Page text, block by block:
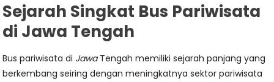
Sejarah Singkat Bus Pariwisata
di Jawa Tengah
Bus pariwisata di JawaTengah memiliki sejarah panjang yang
berkembang seiring dengan meningkatnya sektor pariwisata